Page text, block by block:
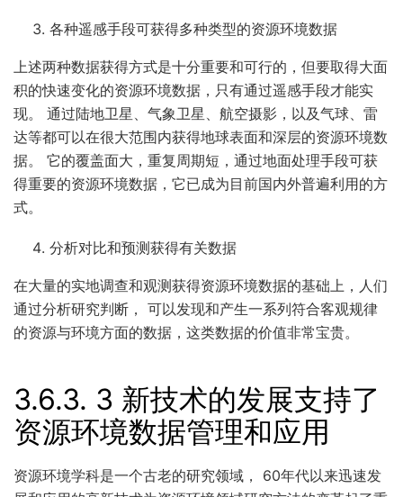
各种遥感手段可获得多种类型的资源环境数据
上述两种数据获得方式是十分重要和可行的，但要取得大面
积的快速变化的资源环境数据，只有通过遥感手段才能实
现。 通过陆地卫星、气象卫星、航空摄影，以及气球、雷
达等都可以在很大范围内获得地球表面和深层的资源环境数
据。 它的覆盖面大，重复周期短，通过地面处理手段可获
得重要的资源环境数据，它已成为目前国内外普遍利用的方
式。
分析对比和预测获得有关数据
在大量的实地调查和观测获得资源环境数据的基础上，人们
通过分析研究判断， 可以发现和产生一系列符合客观规律
的资源与环境方面的数据，这类数据的价值非常宝贵。
3.6.3. 3 新技术的发展支持了
资源环境数据管理和应用
资源环境学科是一个古老的研究领域， 60年代以来迅速发